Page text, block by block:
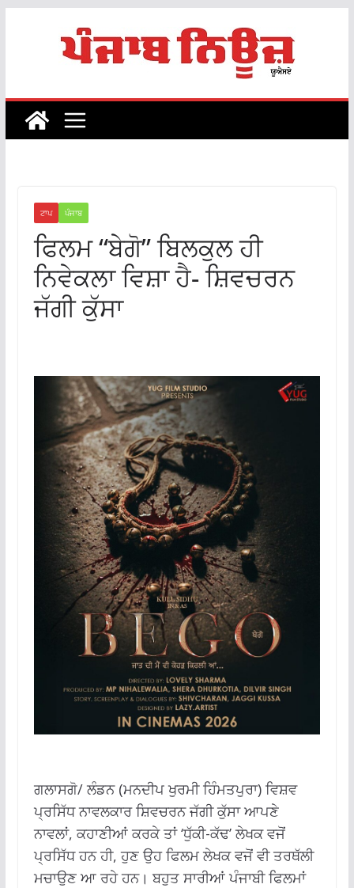
ਟਾਪ ਪੰਜਾਬ
ਫਿਲਮ “ਬੇਗੋ” ਬਿਲਕੁਲ ਹੀ
ਨਿਵੇਕਲਾ ਵਿਸ਼ਾ ਹੈ- ਸ਼ਿਵਚਰਨ
ਜੱਗੀ ਕੁੱਸਾ
ਗਲਾਸਗੋ/ ਲੰਡਨ (ਮਨਦੀਪ ਖੁਰਮੀ ਹਿੰਮਤਪੁਰਾ) ਵਿਸ਼ਵ
ਪ੍ਰਸਿੱਧ ਨਾਵਲਕਾਰ ਸ਼ਿਵਚਰਨ ਜੱਗੀ ਕੁੱਸਾ ਆਪਣੇ
ਨਾਵਲਾਂ, ਕਹਾਣੀਆਂ ਕਰਕੇ ਤਾਂ ‘ਧੁੱਕੀ-ਕੱਢ’ ਲੇਖਕ ਵਜੋਂ
ਪ੍ਰਸਿੱਧ ਹਨ ਹੀ, ਹੁਣ ਉਹ ਫਿਲਮ ਲੇਖਕ ਵਜੋਂ ਵੀ ਤਰਥੱਲੀ
ਮਚਾਉਣ ਆ ਰਹੇ ਹਨ। ਬਹੁਤ ਸਾਰੀਆਂ ਪੰਜਾਬੀ ਫਿਲਮਾਂ